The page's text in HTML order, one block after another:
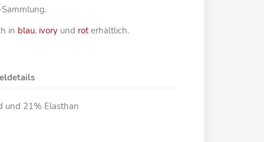
in blau, ivory und roterhältlich.
und 21% Elasthan